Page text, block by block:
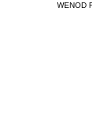
WENOD